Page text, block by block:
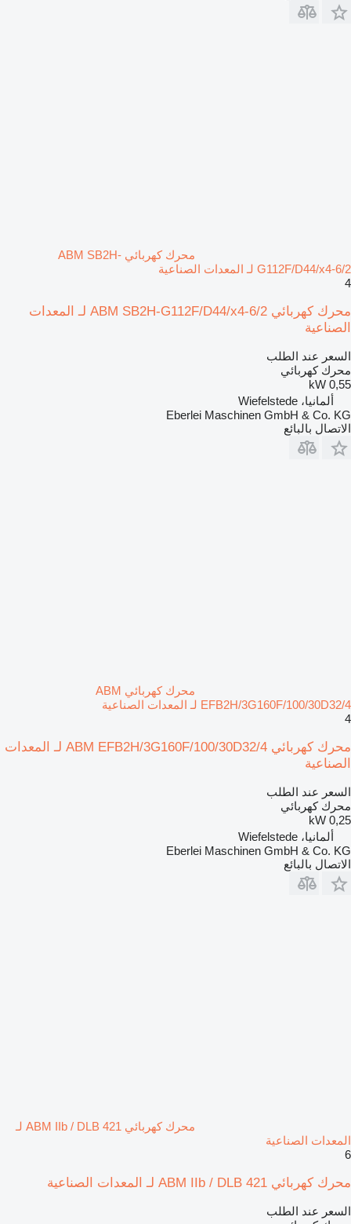
محرك كهربائي ABM SB2H-
G112F/D44/x4-6/2 لـ المعدات الصناعية
4
محرك كهربائي ABM SB2H-G112F/D44/x4-6/2 لـ المعدات
الصناعية
السعر عند الطلب
محرك كهربائي
0,55 kW
ألمانيا، Wiefelstede
Eberlei Maschinen GmbH & Co. KG
الاتصال بالبائع
محرك كهربائي ABM
EFB2H/3G160F/100/30D32/4 لـ المعدات الصناعية
4
محرك كهربائي ABM EFB2H/3G160F/100/30D32/4 لـ المعدات
الصناعية
السعر عند الطلب
محرك كهربائي
0,25 kW
ألمانيا، Wiefelstede
Eberlei Maschinen GmbH & Co. KG
الاتصال بالبائع
محرك كهربائي ABM IIb / DLB 421 لـ
المعدات الصناعية
6
محرك كهربائي ABM IIb / DLB 421 لـ المعدات الصناعية
السعر عند الطلب